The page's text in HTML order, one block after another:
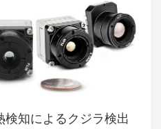
検知によるクジラ検出